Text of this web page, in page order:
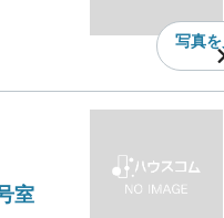
写真を
室